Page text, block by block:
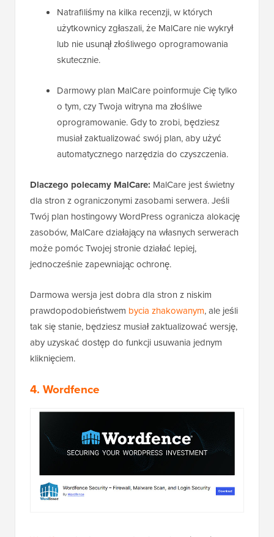
Natrafiliśmy na kilka recenzji, w których
użytkownicy zgłaszali, że MalCare nie wykrył
lub nie usunął złośliwego oprogramowania
skutecznie.
Darmowy plan MalCare poinformuje Cię tylko
o tym, czy Twoja witryna ma złośliwe
oprogramowanie. Gdy to zrobi, będziesz
musiał zaktualizować swój plan, aby użyć
automatycznego narzędzia do czyszczenia.
Dlaczego polecamy MalCare: MalCare jest świetny
dla stron z ograniczonymi zasobami serwera. Jeśli
Twój plan hostingowy WordPress ogranicza alokację
zasobów, MalCare działający na własnych serwerach
może pomóc Twojej stronie działać lepiej,
jednocześnie zapewniając ochronę.
Darmowa wersja jest dobra dla stron z niskim
prawdopodobieństwem bycia zhakowanym, ale jeśli
tak się stanie, będziesz musiał zaktualizować wersję,
aby uzyskać dostęp do funkcji usuwania jednym
kliknięciem.
4. Wordfence